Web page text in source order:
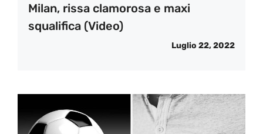
Milan, rissa clamorosa e maxi
squalifica (Video)
Luglio 22, 2022